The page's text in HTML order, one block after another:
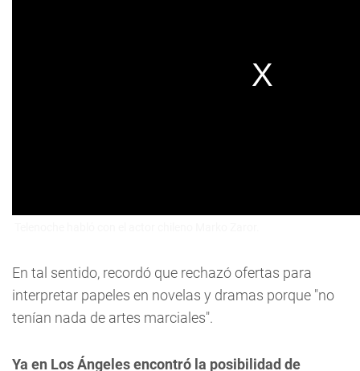
En tal sentido, recordó que rechazó ofertas para
interpretar papeles en novelas y dramas porque "no
tenían nada de artes marciales".
Ya en Los Ángeles encontró la posibilidad de